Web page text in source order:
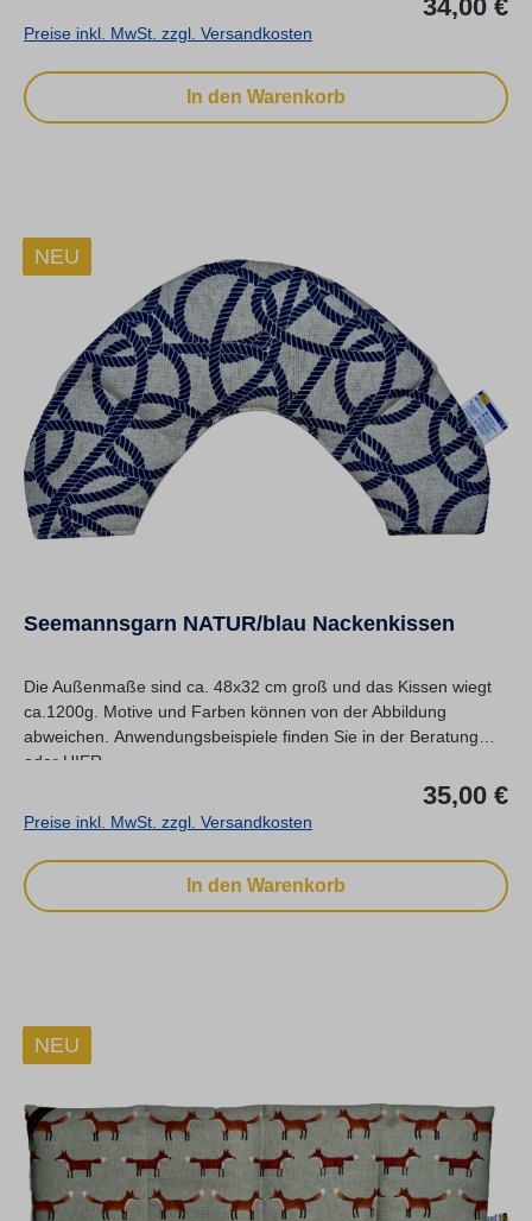
34,00 €
Preise inkl. MwSt. zzgl. Versandkosten
In den Warenkorb
NEU
Seemannsgarn NATUR/blau Nackenkissen
Die Außenmaße sind ca. 48x32 cm groß und das Kissen wiegt
ca.1200g. Motive und Farben können von der Abbildung
abweichen. Anwendungsbeispiele finden Sie in der Beratung
oder HIER.
35,00 €
Preise inkl. MwSt. zzgl. Versandkosten
In den Warenkorb
NEU